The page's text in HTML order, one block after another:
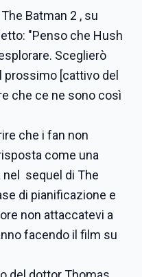
Batman 2 , su
"Penso che Hush
Sceglierò
prossimo [cattivo del
che ce ne sono così
che i fan non
come una
nel sequel di The
di pianificazione e
non attaccatevi a
facendo il film su